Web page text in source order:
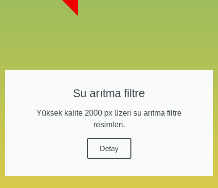
Su arıtma filtre
Yüksek kalite 2000 px üzeri su arıtma filtre
resimleri.
Detay